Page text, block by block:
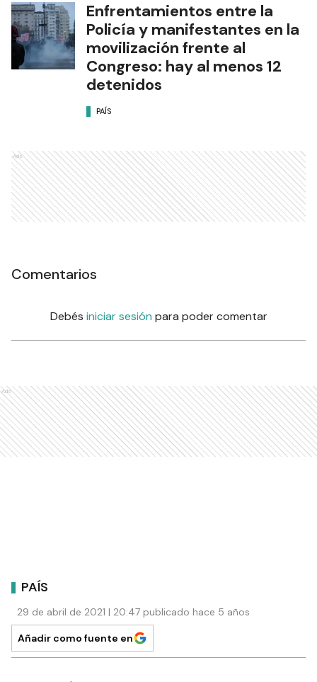
Enfrentamientos entre la
Policía y manifestantes en la
movilización frente al
Congreso: hay al menos 12
detenidos
PAÍS
Ads
Comentarios
Debés iniciar sesión para poder comentar
Ads
PAÍS
29 de abril de 2021 | 20:47 publicado hace 5 años
Añadir como fuente en